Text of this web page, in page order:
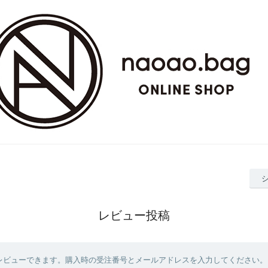
レビュー投稿
ューできます。購入時の受注番号とメールアドレスを入力してください。